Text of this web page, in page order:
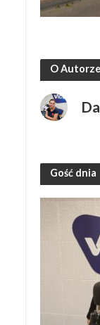
O Autorze
Gość dnia